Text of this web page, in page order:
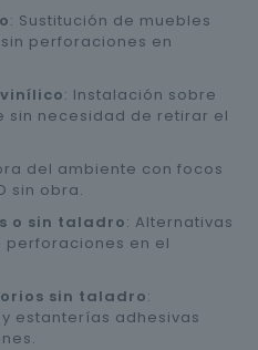
: Sustitución de muebles
perforaciones en
: Instalación sobre
sin necesidad de retirar el
del ambiente con focos
sin obra.
o sin taladro: Alternativas
perforaciones en el
sin taladro:
estanterías adhesivas